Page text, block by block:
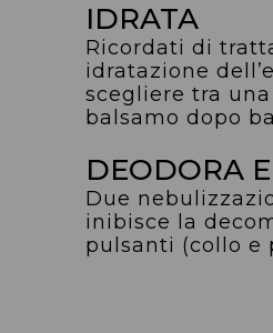
IDRATA
Ricordati di
idratazione
scegliere tra
balsamo dopo
DEODORA
Due
inibisce la
pulsanti (collo e